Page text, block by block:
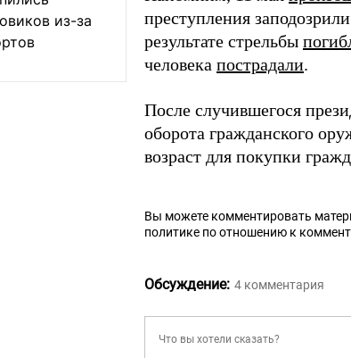
из-за
преступления
результате стрельбы
человека пострадали.
После случившегося
оборота гражданского
возраст для покупки
Вы можете комментировать
политике по отношению к
Обсуждение: 4 комментария